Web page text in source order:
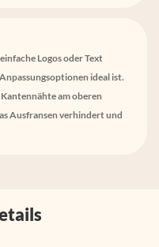
Logos oder Text
ideal ist.
am oberen
Ausfransen verhindert und